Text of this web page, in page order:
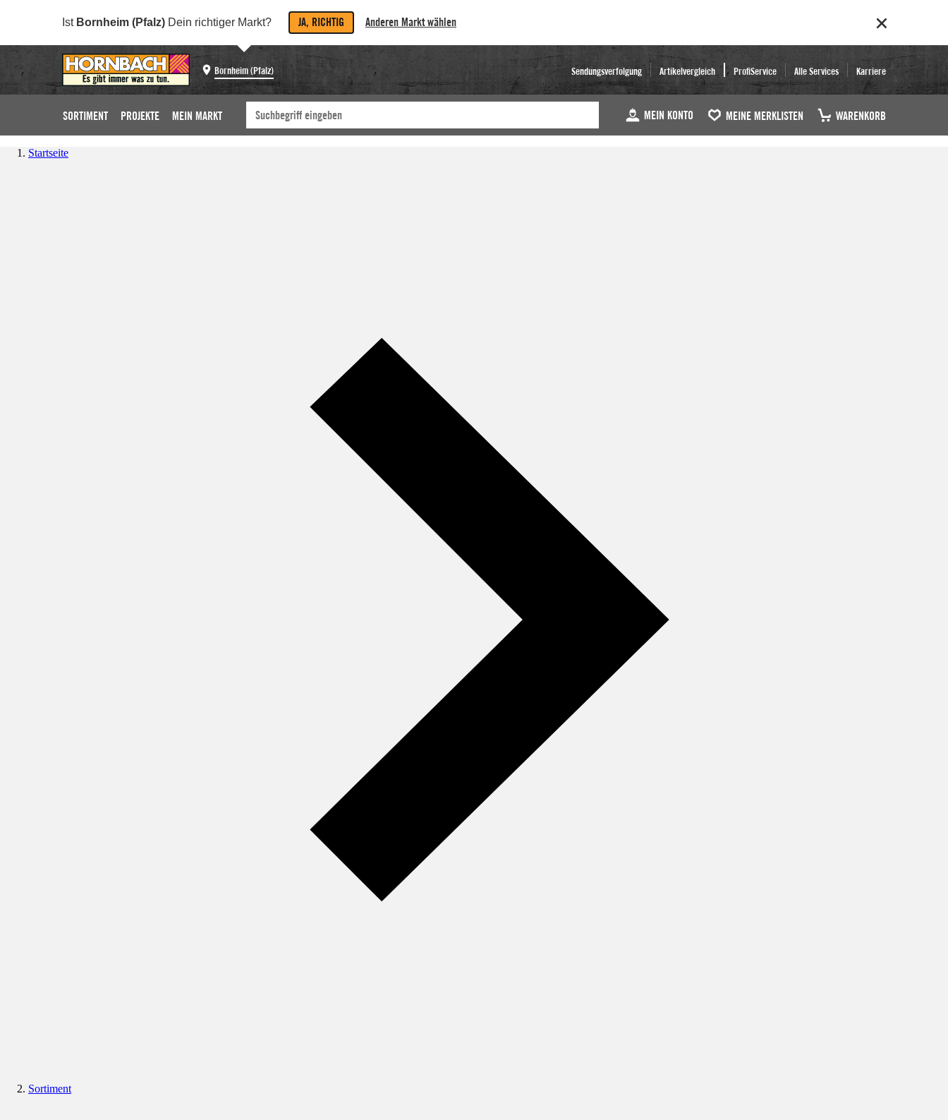
Ist Bornheim (Pfalz) Dein richtiger Markt? JA, RICHTIG Anderen Markt wählen
Bornheim (Pfalz) Sendungsverfolgung Artikelvergleich ProfiService Alle Services Karriere
SORTIMENT PROJEKTE MEIN MARKT MEIN KONTO MEINE MERKLISTEN WARENKORB
Startseite
Sortiment